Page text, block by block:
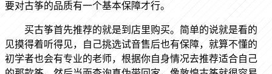
要对古筝的品质有一个基本保障才行。
买古筝首先推荐的就是到店里购买。简单的说就是看的
见摸得着听得见，自己挑选试音售后也有保障，就算不懂的
初学者也会有专业的老师，根据你自身情况去推荐适合自己